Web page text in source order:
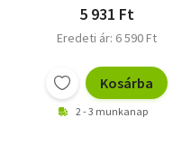
5 931 Ft
Eredeti ár: 6 590 Ft
Kosárba
2 - 3 munkanap